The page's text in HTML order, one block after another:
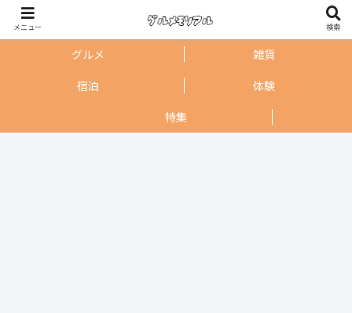
グルメ
雑貨
宿泊
体験
特集
メニュー 検索